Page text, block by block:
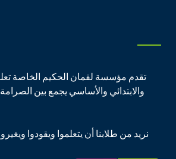
تقدم مؤسسة لقمان الحكيم الخاصة
والابتدائي والأساسي يجمع بين
نريد من طلابنا أن يتعلموا ويقودوا